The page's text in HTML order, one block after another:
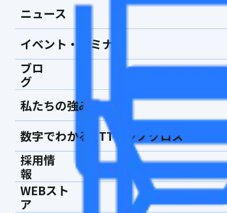
ニュース
イベント・セミナー
ブロ
グ
私たちの強み
数字でわかるNTTテクノクロス
採用情
報
WEBスト
ア